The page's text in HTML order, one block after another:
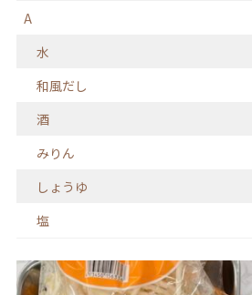
A
水
和風だし
酒
みりん
しょうゆ
塩